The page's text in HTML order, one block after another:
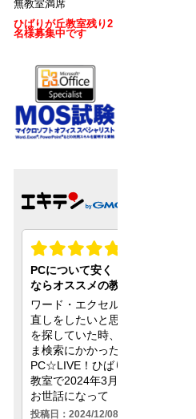
無教室満席
ひばりが丘教室残り2
名様募集中です